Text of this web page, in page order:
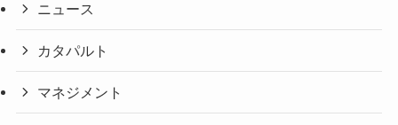
ニュース
カタパルト
マネジメント